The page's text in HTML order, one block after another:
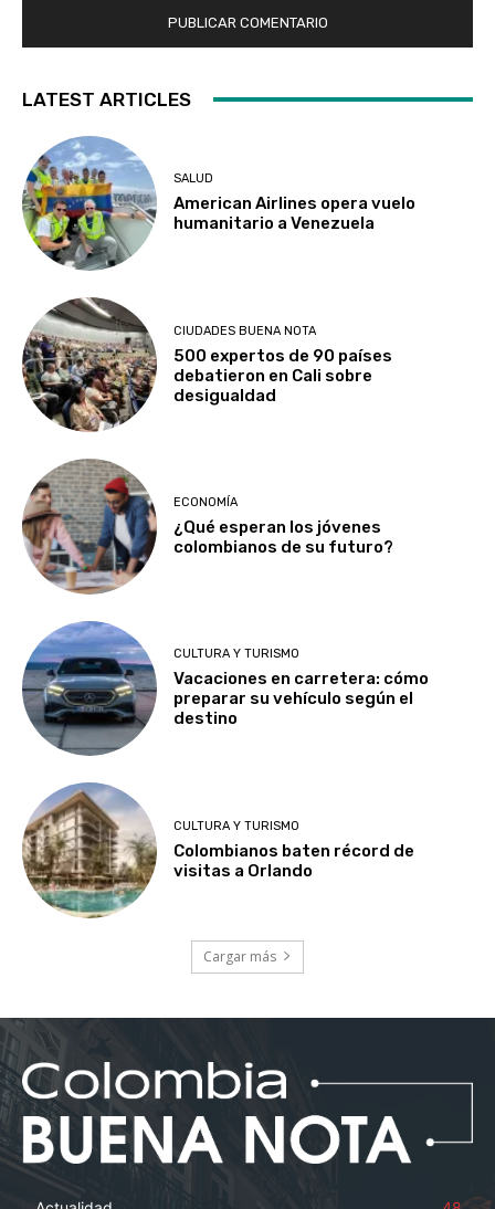
LATEST ARTICLES
SALUD
American Airlines opera vuelo
humanitario a Venezuela
CIUDADES BUENA NOTA
500 expertos de 90 países
debatieron en Cali sobre
desigualdad
ECONOMÍA
¿Qué esperan los jóvenes
colombianos de su futuro?
CULTURA Y TURISMO
Vacaciones en carretera: cómo
preparar su vehículo según el
destino
CULTURA Y TURISMO
Colombianos baten récord de
visitas a Orlando
Cargar más